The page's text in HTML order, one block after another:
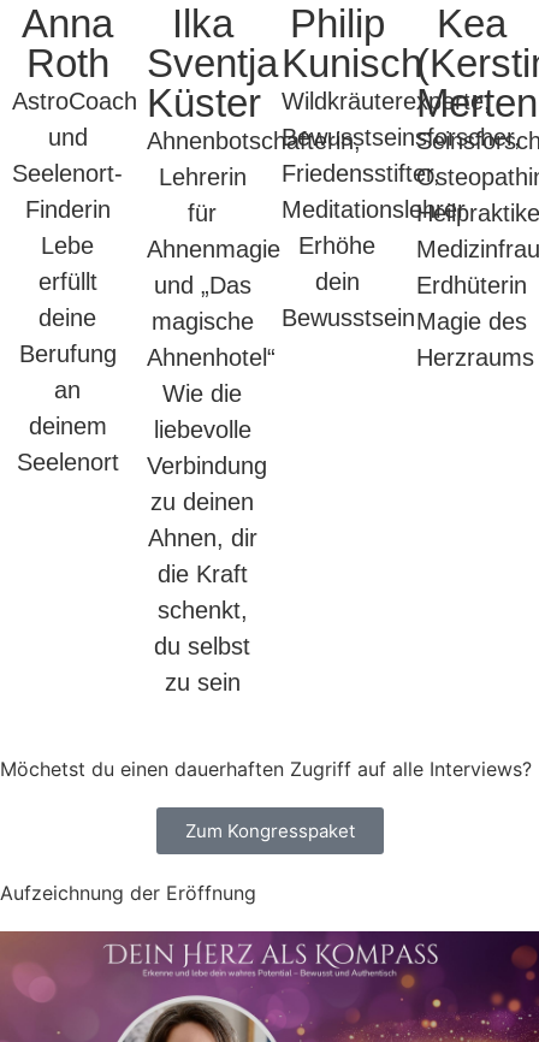
Anna
Roth
AstroCoach
und
Seelenort-
Finderin
Lebe
erfüllt
deine
Berufung
an
deinem
Seelenort
Ilka
Sventja
Küster
Ahnenbotschafterin,
Lehrerin
für
Ahnenmagie
und „Das
magische
Ahnenhotel“
Wie die
liebevolle
Verbindung
zu deinen
Ahnen, dir
die Kraft
schenkt,
du selbst
zu sein
Philip
Kunisch
Wildkräuterexperte,
Bewusstseinsforscher,
Friedensstifter,
Meditationslehrer
Erhöhe
dein
Bewusstsein
Kea
Erdhüterin
Magie des
Herzraums
Möchetst du einen dauerhaften Zugriff auf alle Interviews?
Zum Kongresspaket
Aufzeichnung der Eröffnung